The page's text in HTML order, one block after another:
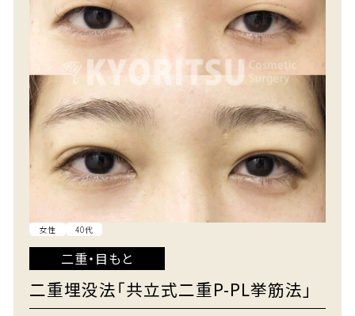
女性 40代
二重・目もと
二重埋没法「共立式二重P-PL挙筋法」